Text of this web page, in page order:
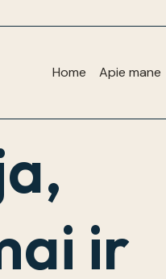
Home Apie mane
ir